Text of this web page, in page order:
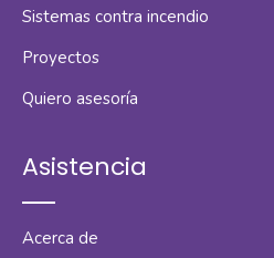
Sistemas contra incendio
Proyectos
Quiero asesoría
Asistencia
Acerca de